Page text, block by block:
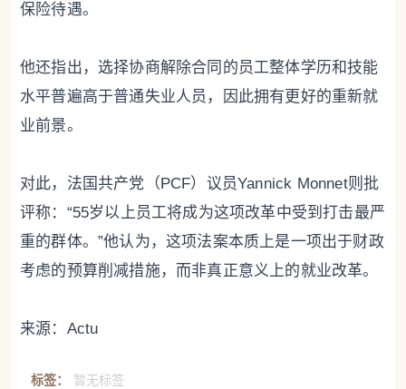
保险待遇。
他还指出，选择协商解除合同的员工整体学历和技能
水平普遍高于普通失业人员，因此拥有更好的重新就
业前景。
对此，法国共产党（PCF）议员Yannick Monnet则批
评称：“55岁以上员工将成为这项改革中受到打击最严
重的群体。”他认为，这项法案本质上是一项出于财政
考虑的预算削减措施，而非真正意义上的就业改革。
来源：Actu
标签： 暂无标签